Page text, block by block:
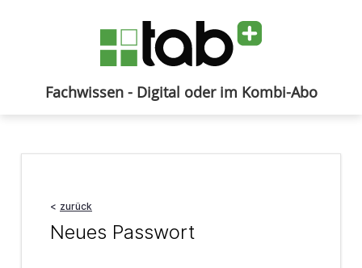
Fachwissen - Digital oder im Kombi-Abo